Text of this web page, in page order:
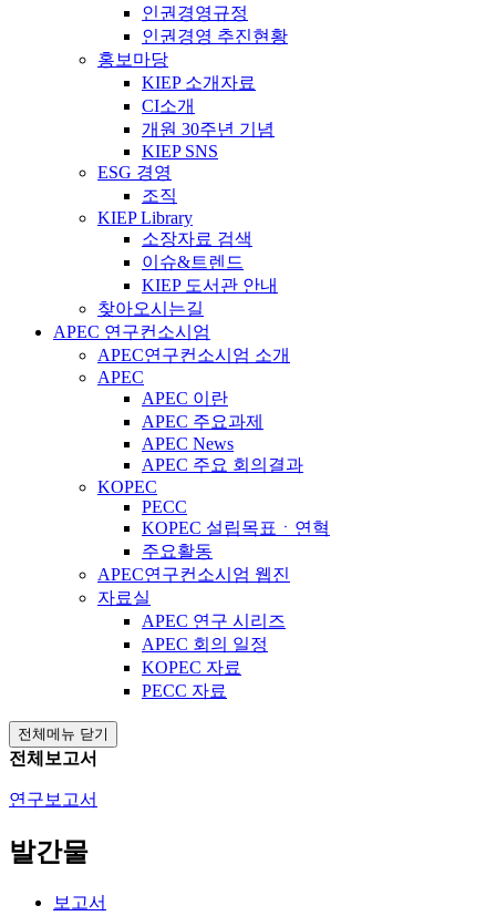
인권경영규정
인권경영 추진현황
홍보마당
KIEP 소개자료
CI소개
개원 30주년 기념
KIEP SNS
ESG 경영
조직
KIEP Library
소장자료 검색
이슈&트렌드
KIEP 도서관 안내
찾아오시는길
APEC 연구컨소시엄
APEC연구컨소시엄 소개
APEC
APEC 이란
APEC 주요과제
APEC News
APEC 주요 회의결과
KOPEC
PECC
KOPEC 설립목표ㆍ연혁
주요활동
APEC연구컨소시엄 웹진
자료실
APEC 연구 시리즈
APEC 회의 일정
KOPEC 자료
PECC 자료
전체메뉴 닫기
전체보고서
연구보고서
발간물
보고서